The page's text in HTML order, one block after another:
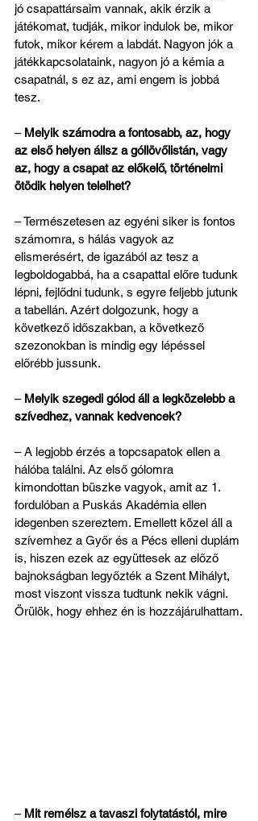
jó csapattársaim vannak, akik érzik a
játékomat, tudják, mikor indulok be, mikor
futok, mikor kérem a labdát. Nagyon jók a
játékkapcsolataink, nagyon jó a kémia a
csapatnál, s ez az, ami engem is jobbá
tesz.
– Melyik számodra a fontosabb, az, hogy
az első helyen állsz a góllövőlistán, vagy
az, hogy a csapat az előkelő, történelmi
ötödik helyen telelhet?
– Természetesen az egyéni siker is fontos
számomra, s hálás vagyok az
elismerésért, de igazából az tesz a
legboldogabbá, ha a csapattal előre tudunk
lépni, fejlődni tudunk, s egyre feljebb jutunk
a tabellán. Azért dolgozunk, hogy a
következő időszakban, a következő
szezonokban is mindig egy lépéssel
előrébb jussunk.
– Melyik szegedi gólod áll a legközelebb a
szívedhez, vannak kedvencek?
– A legjobb érzés a topcsapatok ellen a
hálóba találni. Az első gólomra
kimondottan büszke vagyok, amit az 1.
fordulóban a Puskás Akadémia ellen
idegenben szereztem. Emellett közel áll a
szívemhez a Győr és a Pécs elleni duplám
is, hiszen ezek az együttesek az előző
bajnokságban legyőzték a Szent Mihályt,
most viszont vissza tudtunk nekik vágni.
Örülök, hogy ehhez én is hozzájárulhattam.
– Mit remélsz a tavaszi folytatástól, mire